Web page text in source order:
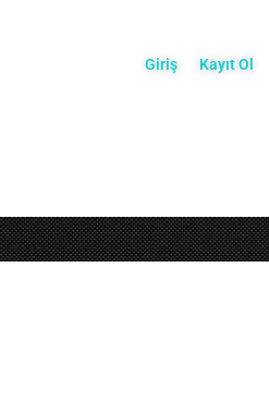
Giriş Kayıt Ol